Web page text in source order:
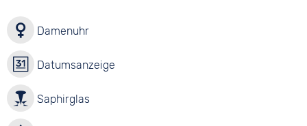
Damenuhr
Datumsanzeige
Saphirglas